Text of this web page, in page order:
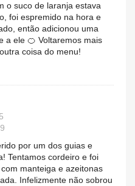
o suco de laranja estava
foi espremido na hora e
então adicionou uma
a ele 🍊 Voltaremos mais
coisa do menu!
por um dos guias e
Tentamos cordeiro e foi
manteiga e azeitonas
Infelizmente não sobrou